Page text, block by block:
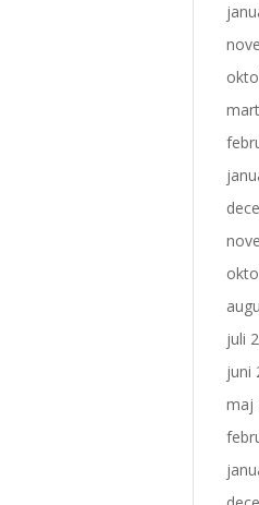
juli
juni
maj